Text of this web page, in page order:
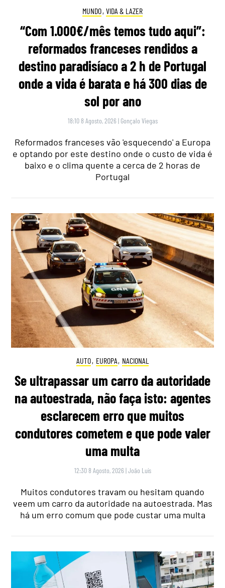
MUNDO, VIDA & LAZER
“Com 1.000€/mês temos tudo aqui”:
reformados franceses rendidos a
destino paradisíaco a 2 h de Portugal
onde a vida é barata e há 300 dias de
sol por ano
18:10 8 Agosto, 2026 | Gonçalo Viegas
Reformados franceses vão 'esquecendo' a Europa
e optando por este destino onde o custo de vida é
baixo e o clima quente a cerca de 2 horas de
Portugal
AUTO, EUROPA, NACIONAL
Se ultrapassar um carro da autoridade
na autoestrada, não faça isto: agentes
esclarecem erro que muitos
condutores cometem e que pode valer
uma multa
12:30 8 Agosto, 2026 |João Luís
Muitos condutores travam ou hesitam quando
veem um carro da autoridade na autoestrada. Mas
há um erro comum que pode custar uma multa